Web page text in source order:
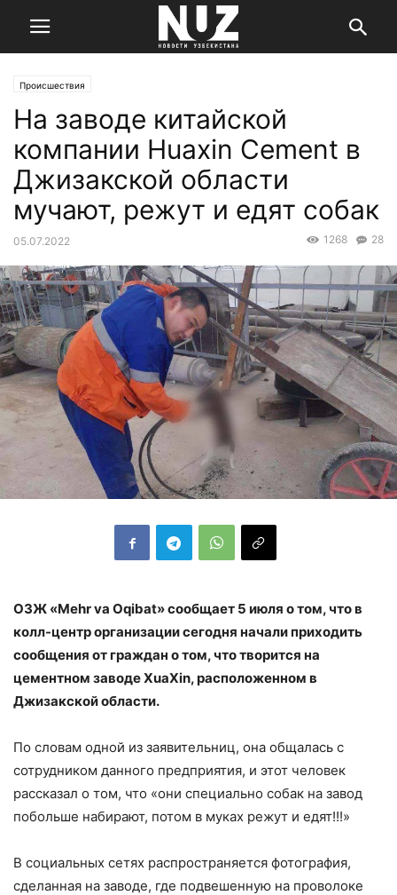
Происшествия
На заводе китайской
компании Huaxin Cement в
Джизакской области
мучают, режут и едят собак
05.07.2022 28
1268
ОЗЖ «Mehr va Oqibat» сообщает 5 июля о том, что в
колл-центр организации сегодня начали приходить
сообщения от граждан о том, что творится на
цементном заводе XuaXin, расположенном в
Джизакской области.
По словам одной из заявительниц, она общалась с
сотрудником данного предприятия, и этот человек
рассказал о том, что «они специально собак на завод
побольше набирают, потом в муках режут и едят!!!»
В социальных сетях распространяется фотография,
сделанная на заводе, где подвешенную на проволоке